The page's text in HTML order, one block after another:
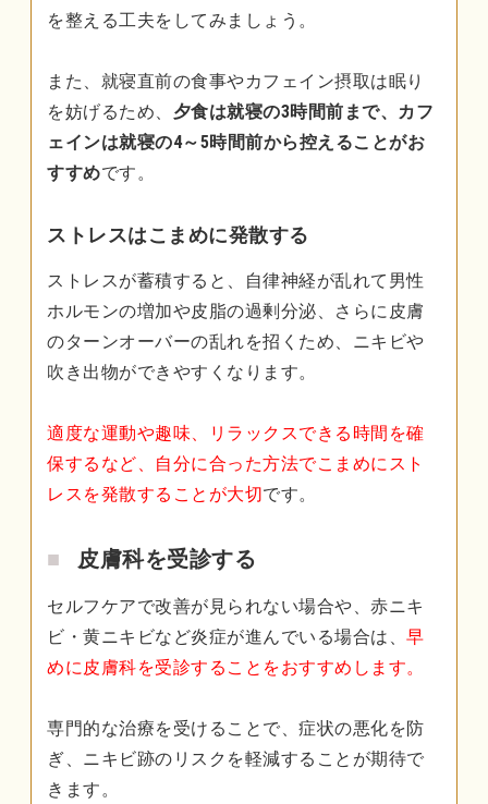
を整える工夫をしてみましょう。
また、就寝直前の食事やカフェイン摂取は眠り
を妨げるため、 夕食は就寝の3時間前まで、カフ
ェインは就寝の4～5時間前から控えることがお
すすめです。
ストレスはこまめに発散する
ストレスが蓄積すると、自律神経が乱れて男性
ホルモンの増加や皮脂の過剰分泌、さらに皮膚
のターンオーバーの乱れを招くため、ニキビや
吹き出物ができやすくなります。
適度な運動や趣味、リラックスできる時間を確
保するなど、自分に合った方法でこまめにスト
レスを発散することが大切です。
皮膚科を受診する
セルフケアで改善が見られない場合や、赤ニキ
ビ・黄ニキビなど炎症が進んでいる場合は、 早
めに皮膚科を受診することをおすすめします。
専門的な治療を受けることで、症状の悪化を防
ぎ、ニキビ跡のリスクを軽減することが期待で
きます。